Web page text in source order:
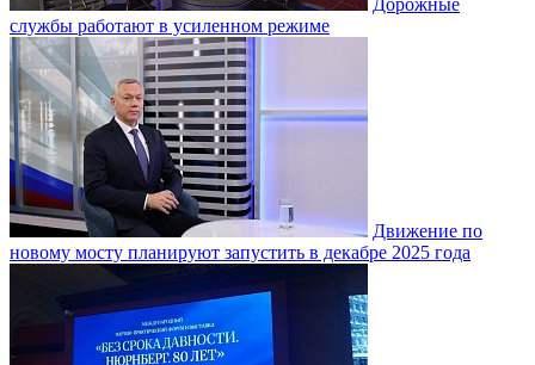
службы работают в усиленном режиме
Движение по
новому мосту планируют запустить в декабре 2025 года